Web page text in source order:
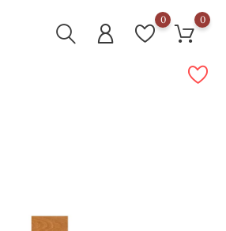
0 0